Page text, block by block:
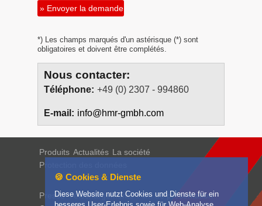
» Envoyer la demande
*) Les champs marqués d'un astérisque (*) sont
obligatoires et doivent être complétés.
Nous contacter:
Téléphone: +49 (0) 2307 - 994860
E-mail: info@hmr-gmbh.com
Produits Actualités La société
Protection des données
Presse Téléchargements Film de présentation
🍪 Cookies & Dienste
Diese Website nutzt Cookies und Dienste für ein